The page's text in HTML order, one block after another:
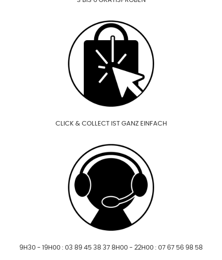
CLICK & COLLECT IST GANZ EINFACH
9H30 - 19H00 : 03 89 45 38 37 8H00 - 22H00 : 07 67 56 98 58